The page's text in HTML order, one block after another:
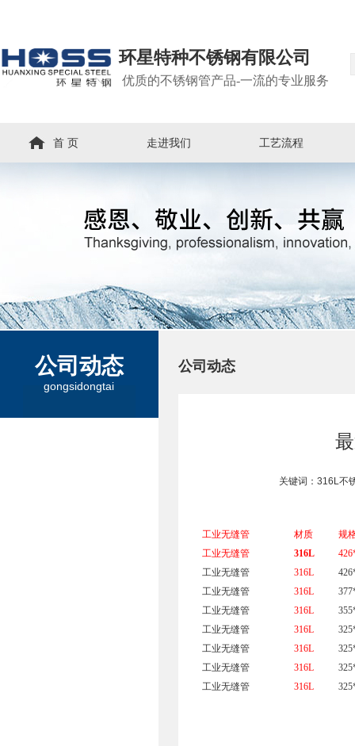
环星特种不锈钢有限公司
优质的不锈钢管产品-一流的专业服务
首 页 走进我们 工艺流程
公司动态
gongsidongtai
公司动态
关键词：316L不
工业无缝管 材质
规
工业无缝管
316L
工业无缝管
316L
工业无缝管
316L
工业无缝管
316L
工业无缝管
316L
工业无缝管
316L
工业无缝管
316L
工业无缝管
316L